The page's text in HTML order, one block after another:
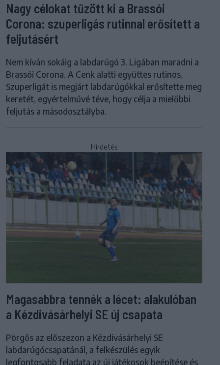
Nagy célokat tűzött ki a Brassói
Corona: szuperligás rutinnal erősített a
feljutásért
Nem kíván sokáig a labdarúgó 3. Ligában maradni a
Brassói Corona. A Cenk alatti együttes rutinos,
Szuperligát is megjárt labdarúgókkal erősítette meg
keretét, egyértelművé téve, hogy célja a mielőbbi
feljutás a másodosztályba.
Hirdetés
Magasabbra tennék a lécet: alakulóban
a Kézdivásárhelyi SE új csapata
Pörgős az előszezon a Kézdivásárhelyi SE
labdarúgócsapatánál, a felkészülés egyik
legfontosabb feladata az új játékosok beépítése és